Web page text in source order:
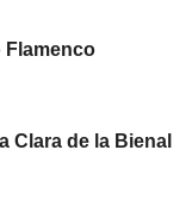
Flamenco
Clara de la Bienal